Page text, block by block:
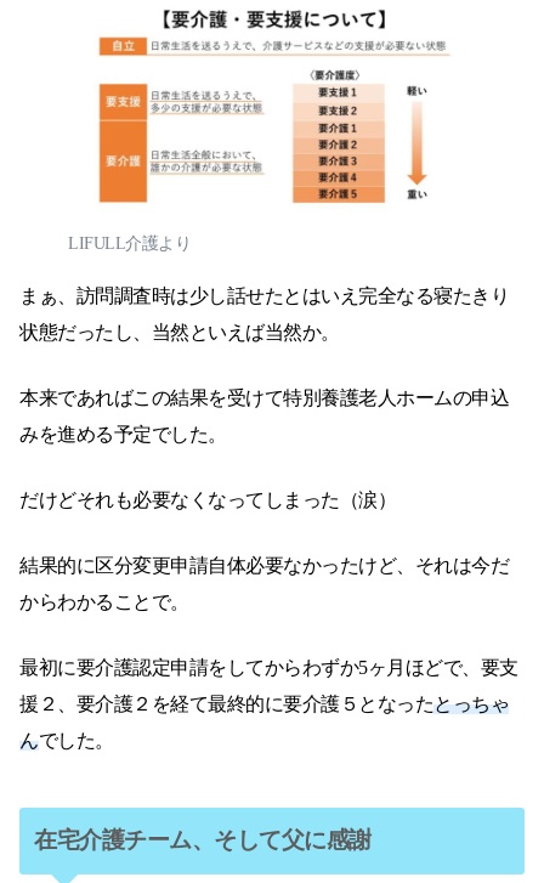
LIFULL介護より
まぁ、訪問調査時は少し話せたとはいえ完全なる寝たきり
状態だったし、当然といえば当然か。
本来であればこの結果を受けて特別養護老人ホームの申込
みを進める予定でした。
だけどそれも必要なくなってしまった（涙）
結果的に区分変更申請自体必要なかったけど、それは今だ
からわかることで。
最初に要介護認定申請をしてからわずか5ヶ月ほどで、要支
援２、要介護２を経て最終的に要介護５となったとっちゃ
んでした。
在宅介護チーム、そして父に感謝